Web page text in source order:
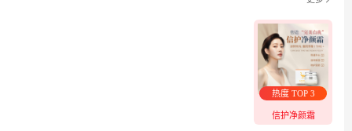
热度 TOP 3
信护净颜霜